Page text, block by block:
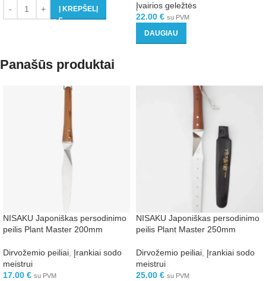
Į KREPŠELĮ
Įvairios geležtės
22.00 € su PVM
DAUGIAU
Panašūs produktai
NISAKU Japoniškas persodinimo
peilis Plant Master 200mm
Dirvožemio peiliai, Įrankiai sodo
meistrui
17.00 € su PVM
NISAKU Japoniškas persodinimo
peilis Plant Master 250mm
Dirvožemio peiliai, Įrankiai sodo
meistrui
25.00 € su PVM